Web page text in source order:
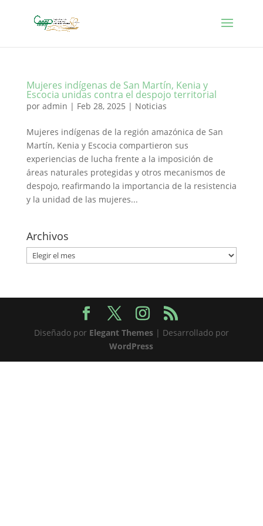
Mujeres indígenas de San Martín, Kenia y
Escocia unidas contra el despojo territorial
por admin | Feb 28, 2025 | Noticias
Mujeres indígenas de la región amazónica de San
Martín, Kenia y Escocia compartieron sus
experiencias de lucha frente a la imposición de
áreas naturales protegidas y otros mecanismos de
despojo, reafirmando la importancia de la resistencia
y la unidad de las mujeres...
Archivos
Archivos
Diseñado por Elegant Themes| Desarrollado por
WordPress